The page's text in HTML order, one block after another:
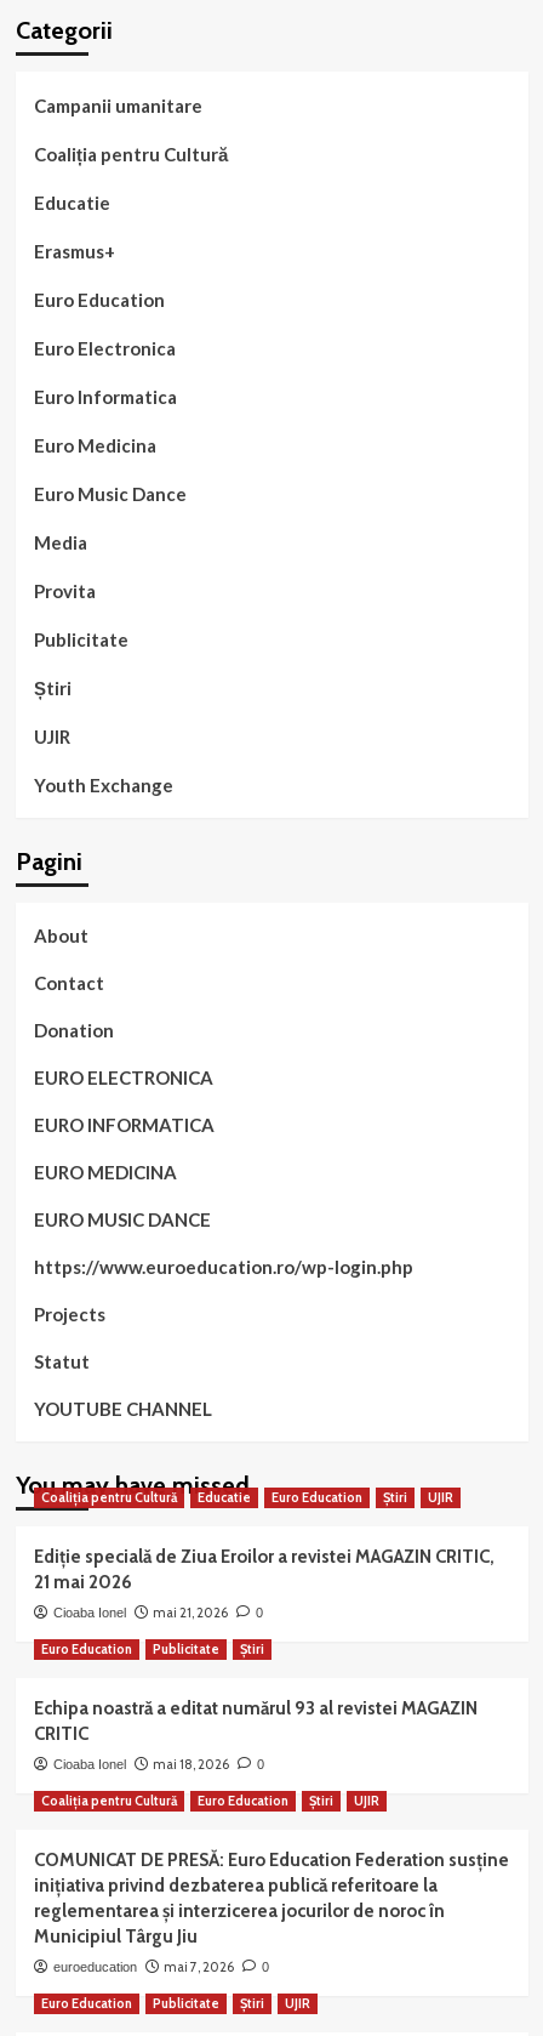
Categorii
Campanii umanitare
Coaliția pentru Cultură
Educatie
Erasmus+
Euro Education
Euro Electronica
Euro Informatica
Euro Medicina
Euro Music Dance
Media
Provita
Publicitate
Știri
UJIR
Youth Exchange
Pagini
About
Contact
Donation
EURO ELECTRONICA
EURO INFORMATICA
EURO MEDICINA
EURO MUSIC DANCE
https://www.euroeducation.ro/wp-login.php
Projects
Statut
YOUTUBE CHANNEL
You may have missed
Coaliția pentru Cultură Educatie Euro Education Știri UJIR
Ediție specială de Ziua Eroilor a revistei MAGAZIN CRITIC,
21 mai 2026
Cioaba Ionel mai 21, 2026 0
Euro Education Publicitate Știri
Echipa noastră a editat numărul 93 al revistei MAGAZIN
CRITIC
Cioaba Ionel mai 18, 2026 0
Coaliția pentru Cultură Euro Education Știri UJIR
COMUNICAT DE PRESĂ: Euro Education Federation susține
inițiativa privind dezbaterea publică referitoare la
reglementarea și interzicerea jocurilor de noroc în
Municipiul Târgu Jiu
euroeducation mai 7, 2026 0
Euro Education Publicitate Știri UJIR